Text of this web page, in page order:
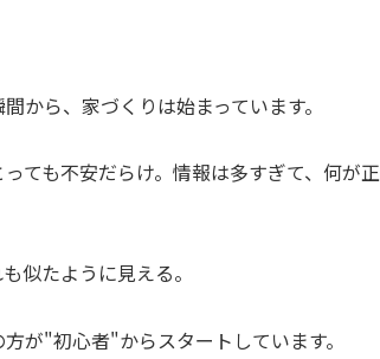
から、家づくりは始まっています。
ても不安だらけ。情報は多すぎて、何が正
似たように見える。
が"初心者"からスタートしています。